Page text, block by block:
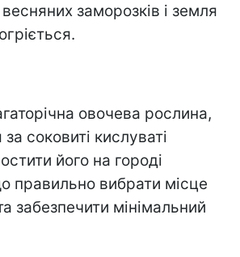
заморозків і земля
овочева рослина,
соковиті кислуваті
його на городі
правильно вибрати місце
забезпечити мінімальний